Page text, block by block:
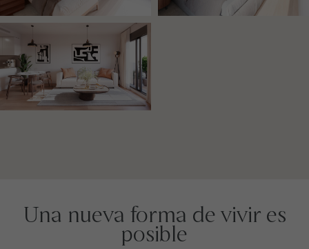
Una nueva forma de vivir es
posible